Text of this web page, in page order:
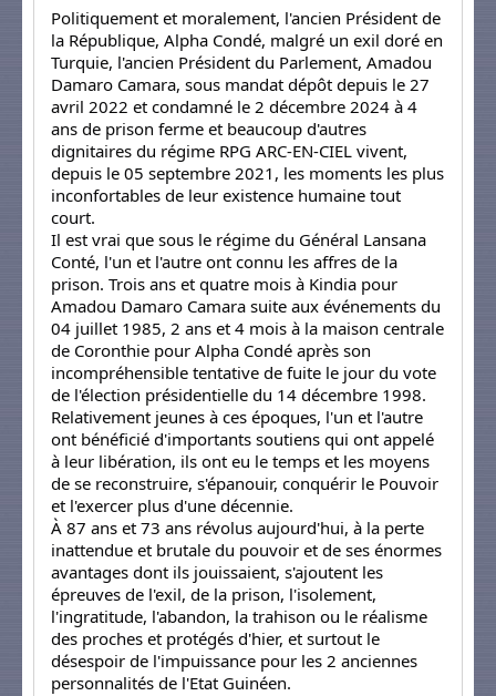
Politiquement et moralement, l'ancien Président de
la République, Alpha Condé, malgré un exil doré en
Turquie, l'ancien Président du Parlement, Amadou
Damaro Camara, sous mandat dépôt depuis le 27
avril 2022 et condamné le 2 décembre 2024 à 4
ans de prison ferme et beaucoup d'autres
dignitaires du régime RPG ARC-EN-CIEL vivent,
depuis le 05 septembre 2021, les moments les plus
inconfortables de leur existence humaine tout
court.
Il est vrai que sous le régime du Général Lansana
Conté, l'un et l'autre ont connu les affres de la
prison. Trois ans et quatre mois à Kindia pour
Amadou Damaro Camara suite aux événements du
04 juillet 1985, 2 ans et 4 mois à la maison centrale
de Coronthie pour Alpha Condé après son
incompréhensible tentative de fuite le jour du vote
de l'élection présidentielle du 14 décembre 1998.
Relativement jeunes à ces époques, l'un et l'autre
ont bénéficié d'importants soutiens qui ont appelé
à leur libération, ils ont eu le temps et les moyens
de se reconstruire, s'épanouir, conquérir le Pouvoir
et l'exercer plus d'une décennie.
À 87 ans et 73 ans révolus aujourd'hui, à la perte
inattendue et brutale du pouvoir et de ses énormes
avantages dont ils jouissaient, s'ajoutent les
épreuves de l'exil, de la prison, l'isolement,
l'ingratitude, l'abandon, la trahison ou le réalisme
des proches et protégés d'hier, et surtout le
désespoir de l'impuissance pour les 2 anciennes
personnalités de l'Etat Guinéen.